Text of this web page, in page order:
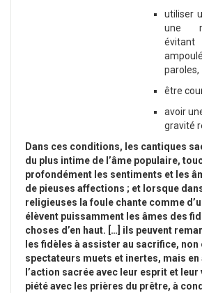
utiliser
une
paroles,
être
avoir
gravité
Dans ces conditions, les cantiques
du plus intime de l’âme populaire,
profondément les sentiments et les
de pieuses affections ; et lorsque
religieuses la foule chante comme
élèvent puissamment les âmes des
choses d’en haut. […] ils peuvent
les fidèles à assister au sacrifice, non
spectateurs muets et inertes, mais
l’action sacrée avec leur esprit et leur
piété avec les prières du prêtre, à